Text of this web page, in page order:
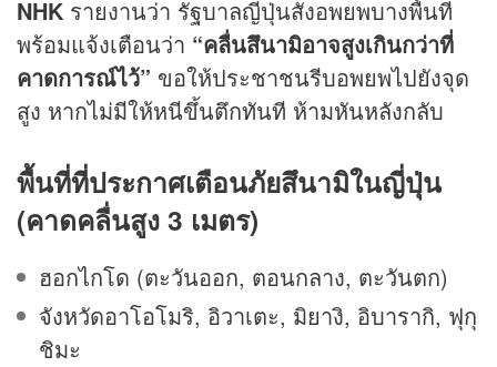
NHK รายงานว่า รัฐบาลญี่ปุ่นสั่งอพยพบางพื้นที่
พร้อมแจ้งเตือนว่า “คลื่นสึนามิอาจสูงเกินกว่าที่
คาดการณ์ไว้” ขอให้ประชาชนรีบอพยพไปยังจุด
สูง หากไม่มีให้หนีขึ้นตึกทันที ห้ามหันหลังกลับ
พื้นที่ที่ประกาศเตือนภัยสึนามิในญี่ปุ่น
(คาดคลื่นสูง 3 เมตร)
ฮอกไกโด (ตะวันออก, ตอนกลาง, ตะวันตก)
จังหวัดอาโอโมริ, อิวาเตะ, มิยางิ, อิบารากิ, ฟุกุ
ชิมะ